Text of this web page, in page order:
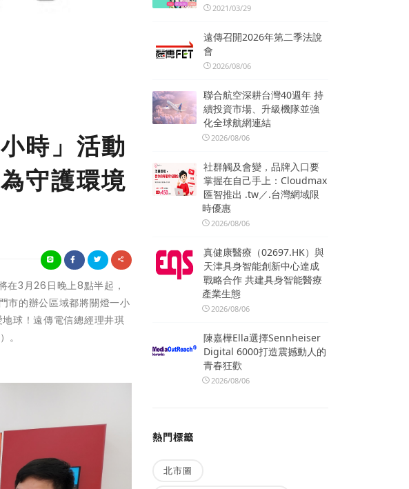
時」活動
守護環境
在3月26日晚上8點半起，
市的辦公區域都將關燈一小
球！遠傳電信總經理井琪
）。
2021/03/29
遠傳召開2026年第二季法說
會
2026/08/06
聯合航空深耕台灣40週年 持
續投資市場、升級機隊並強
化全球航網連結
2026/08/06
社群觸及會變，品牌入口要
掌握在自己手上：Cloudmax
匯智推出 .tw／.台灣網域限
時優惠
2026/08/06
真健康醫療（02697.HK）與
天津具身智能創新中心達成
戰略合作 共建具身智能醫療
產業生態
2026/08/06
陳嘉樺Ella選擇Sennheiser
Digital 6000打造震撼動人的
青春狂歡
2026/08/06
熱門標籤
北市圖